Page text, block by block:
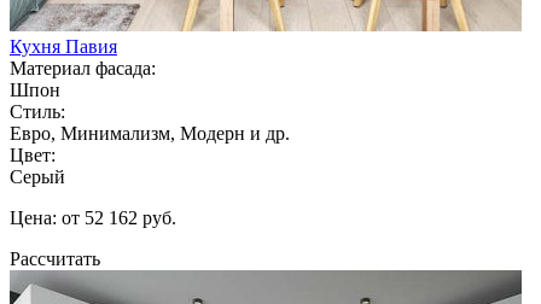
Кухня Павия
Материал фасада:
Шпон
Стиль:
Евро, Минимализм, Модерн и др.
Цвет:
Серый
Цена: от 52 162 руб.
Рассчитать